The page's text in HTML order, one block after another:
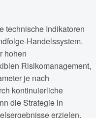
technische Indikatoren
Handelssystem.
hohen
Risikomanagement,
je nach
kontinuierliche
die Strategie in
erzielen.